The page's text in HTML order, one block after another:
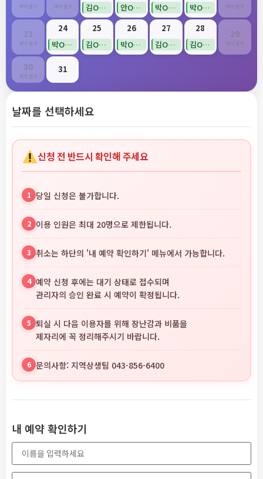
예약 불가 예약 불가
김O경(확정)
안O희(확정)
박O영(확정)
박O영(확정)
예약 불가
23
예약 불가
24
박O정(확정)
25
김O경(확정)
26
박O정(확정)
27
김O리(확정)
28
김O희(확정)
29
예약 불가
30
예약 불가
31
날짜를 선택하세요
신청 전 반드시 확인해 주세요
1 당일 신청은 불가합니다.
2 이용 인원은 최대 20명으로 제한됩니다.
3 취소는 하단의 '내 예약 확인하기' 메뉴에서 가능합니다.
4 예약 신청 후에는 대기 상태로 접수되며
관리자의 승인 완료 시 예약이 확정됩니다.
5 퇴실 시 다음 이용자를 위해 장난감과 비품을
제자리에 꼭 정리해주시기 바랍니다.
6 문의사항: 지역상생팀 043-856-6400
내 예약 확인하기